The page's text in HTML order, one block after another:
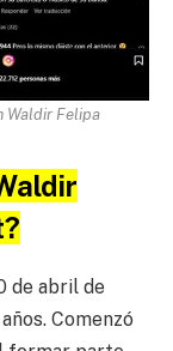
Waldir Felipa
de abril de
Comenzó